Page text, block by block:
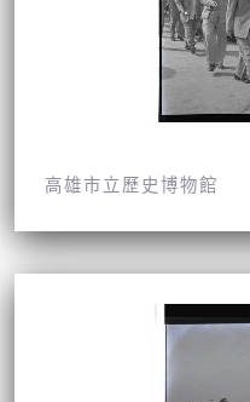
高雄市立歷史博物館